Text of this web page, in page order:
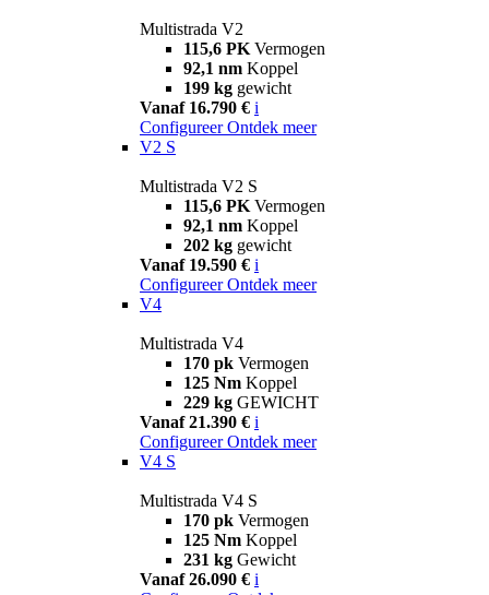
Multistrada V2
115,6 PK Vermogen
92,1 nm Koppel
199 kg gewicht
Vanaf 16.790 € i
Configureer Ontdek meer
V2 S
Multistrada V2 S
115,6 PK Vermogen
92,1 nm Koppel
202 kg gewicht
Vanaf 19.590 € i
Configureer Ontdek meer
V4
Multistrada V4
170 pk Vermogen
125 Nm Koppel
229 kg GEWICHT
Vanaf 21.390 € i
Configureer Ontdek meer
V4 S
Multistrada V4 S
170 pk Vermogen
125 Nm Koppel
231 kg Gewicht
Vanaf 26.090 € i